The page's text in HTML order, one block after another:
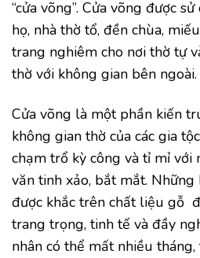
“cửa võng”. Cửa võng được
họ, nhà thờ tổ, đền chùa,
trang nghiêm cho nơi thờ tự
thờ với không gian bên ngoài.
Cửa võng là một phần kiến
không gian thờ của các gia
chạm trổ kỳ công và tỉ mỉ với
văn tinh xảo, bắt mắt.
được khắc trên chất liệu gỗ
trang trọng, tinh tế và đầy
nhân có thể mất nhiều